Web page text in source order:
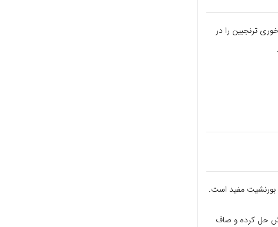
خشکی ریه، هر روز صبح ناشتا تعداد 3 قاشق غذاخوری ترنجبین را در
بورنشیت مفید است.
حل کرده و صاف